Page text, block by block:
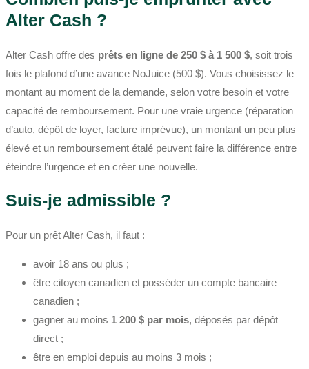
Alter Cash ?
Alter Cash offre des prêts en ligne de 250 $ à 1 500 $, soit trois
fois le plafond d’une avance NoJuice (500 $). Vous choisissez le
montant au moment de la demande, selon votre besoin et votre
capacité de remboursement. Pour une vraie urgence (réparation
d’auto, dépôt de loyer, facture imprévue), un montant un peu plus
élevé et un remboursement étalé peuvent faire la différence entre
éteindre l’urgence et en créer une nouvelle.
Suis-je admissible ?
Pour un prêt Alter Cash, il faut :
avoir 18 ans ou plus ;
être citoyen canadien et posséder un compte bancaire
canadien ;
gagner au moins 1 200 $ par mois, déposés par dépôt
direct ;
être en emploi depuis au moins 3 mois ;